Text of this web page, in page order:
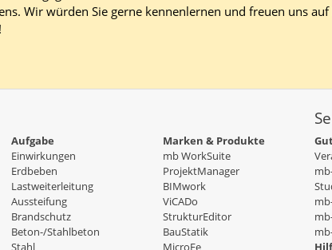
Wir würden Sie gerne kennenlernen und freuen uns auf
Aufgabe
Einwirkungen
Erdbeben
Lastweiterleitung
Aussteifung
Brandschutz
Beton-/Stahlbeton
Stahl
Marken & Produkte
mb WorkSuite
ProjektManager
BIMwork
ViCADo
StrukturEditor
BauStatik
MicroFe